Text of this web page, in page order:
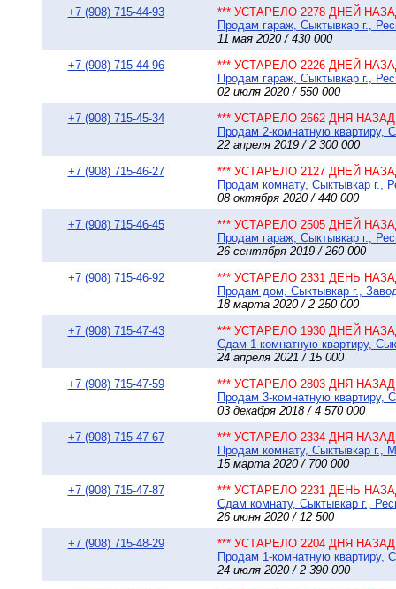
+7 (908) 715-44-93
*** УСТАРЕЛО 2278 ДНЕЙ
Продам гараж, Сыктывкар г.,
11 мая 2020 / 430 000
+7 (908) 715-44-96
*** УСТАРЕЛО 2226 ДНЕЙ
Продам гараж, Сыктывкар г.,
02 июля 2020 / 550 000
+7 (908) 715-45-34
*** УСТАРЕЛО 2662 ДНЯ НАЗАД
Продам 2-комнатную квартиру,
22 апреля 2019 / 2 300 000
+7 (908) 715-46-27
*** УСТАРЕЛО 2127 ДНЕЙ
Продам комнату, Сыктывкар г.,
08 октября 2020 / 440 000
+7 (908) 715-46-45
*** УСТАРЕЛО 2505 ДНЕЙ
Продам гараж, Сыктывкар г.,
26 сентября 2019 / 260 000
+7 (908) 715-46-92
*** УСТАРЕЛО 2331 ДЕНЬ
Продам дом, Сыктывкар г.,
18 марта 2020 / 2 250 000
+7 (908) 715-47-43
*** УСТАРЕЛО 1930 ДНЕЙ
Сдам 1-комнатную квартиру,
24 апреля 2021 / 15 000
+7 (908) 715-47-59
*** УСТАРЕЛО 2803 ДНЯ НАЗАД
Продам 3-комнатную квартиру,
03 декабря 2018 / 4 570 000
+7 (908) 715-47-67
*** УСТАРЕЛО 2334 ДНЯ НАЗАД
Продам комнату, Сыктывкар г.,
15 марта 2020 / 700 000
+7 (908) 715-47-87
*** УСТАРЕЛО 2231 ДЕНЬ
Сдам комнату, Сыктывкар г.,
26 июня 2020 / 12 500
+7 (908) 715-48-29
*** УСТАРЕЛО 2204 ДНЯ НАЗАД
Продам 1-комнатную квартиру,
24 июля 2020 / 2 390 000